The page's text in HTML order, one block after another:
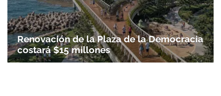
Renovación de la Plaza de la Democracia
costará $15 millones